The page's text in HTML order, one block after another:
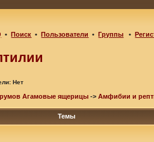
•Поиск •Пользователи •Группы •
Нет
Агамовые ящерицы -> Амфибии и
Темы